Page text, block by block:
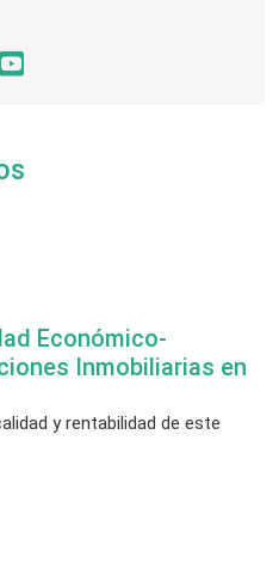
Económico-
Inmobiliarias en
y rentabilidad de este